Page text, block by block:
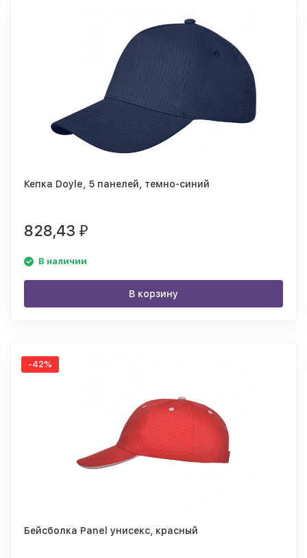
Кепка Doyle, 5 панелей, темно-синий
828,43 ₽
В наличии
В корзину
-42%
Бейсболка Panel унисекс, красный